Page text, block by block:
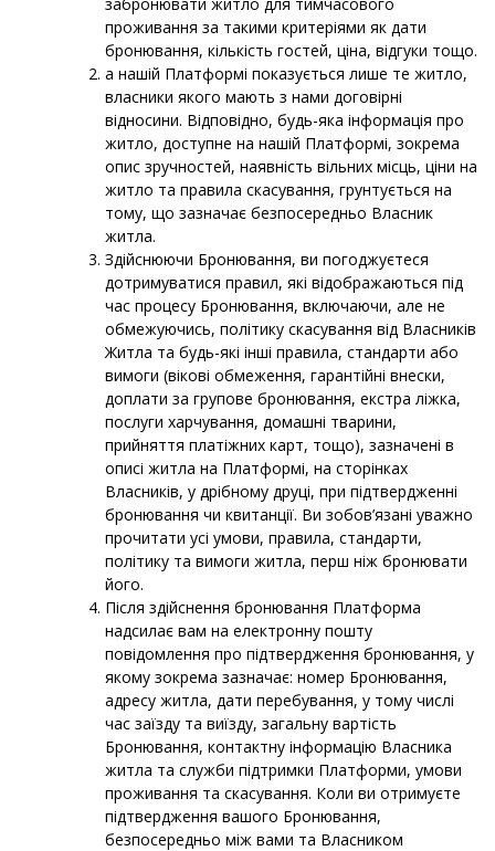
проживання за такими критеріями як дати
бронювання, кількість гостей, ціна, відгуки тощо.
а нашій Платформі показується лише те житло,
власники якого мають з нами договірні
відносини. Відповідно, будь-яка інформація про
житло, доступне на нашій Платформі, зокрема
опис зручностей, наявність вільних місць, ціни на
житло та правила скасування, грунтується на
тому, що зазначає безпосередньо Власник
житла.
Здійснюючи Бронювання, ви погоджуєтеся
дотримуватися правил, які відображаються під
час процесу Бронювання, включаючи, але не
обмежуючись, політику скасування від Власників
Житла та будь-які інші правила, стандарти або
вимоги (вікові обмеження, гарантійні внески,
доплати за групове бронювання, екстра ліжка,
послуги харчування, домашні тварини,
прийняття платіжних карт, тощо), зазначені в
описі житла на Платформі, на сторінках
Власників, у дрібному друці, при підтвердженні
бронювання чи квитанції. Ви зобов’язані уважно
прочитати усі умови, правила, стандарти,
політику та вимоги житла, перш ніж бронювати
його.
Після здійснення бронювання Платформа
надсилає вам на електронну пошту
повідомлення про підтвердження бронювання, у
якому зокрема зазначає: номер Бронювання,
адресу житла, дати перебування, у тому числі
час заїзду та виїзду, загальну вартість
Бронювання, контактну інформацію Власника
житла та служби підтримки Платформи, умови
проживання та скасування. Коли ви отримуєте
підтвердження вашого Бронювання,
безпосередньо між вами та Власником